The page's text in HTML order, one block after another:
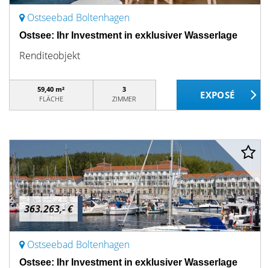
Ostseebad Boltenhagen
Ostsee: Ihr Investment in exklusiver Wasserlage
Renditeobjekt
59,40 m²
FLÄCHE
3
ZIMMER
363.263,- €
Ostseebad Boltenhagen
Ostsee: Ihr Investment in exklusiver Wasserlage